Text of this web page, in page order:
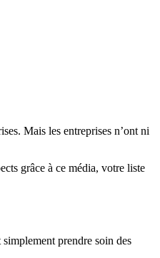
Mais les entreprises n’ont ni
grâce à ce média, votre liste
prendre soin des